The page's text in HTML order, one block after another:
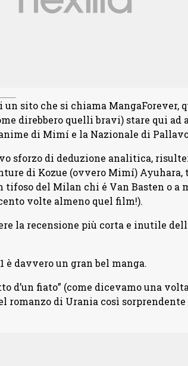
sito che si chiama MangaForever,
direbbero quelli bravi) stare qui ad
di Mimí e la Nazionale di
sforzo di deduzione analitica,
di Kozue (ovvero Mimí) Ayuhara,
tifoso del Milan chi é Van Basten o a
volte almeno quel film!).
la recensione più corta e inutile
è davvero un gran bel manga.
d’un fiato” (come dicevamo una
romanzo di Urania così